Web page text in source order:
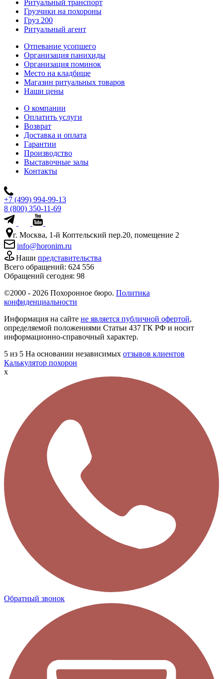
Ритуальный транспорт
Грузчики на похороны
Груз 200
Ритуальный агент
Отпевание усопшего
Организация панихиды
Организация поминок
Место на кладбище
Магазин ритуальных товаров
Наши цены
О компании
Оплатить услуги
Возврат
Доставка и оплата
Гарантии
Производство
Выставочные залы
Контакты
+7 (499) 994-99-13
8 (800) 350-11-69
г. Москва, 1-й Коптельский пер.20, помещение 2
info@horonim.ru
Наши представительства
Всего обращений: 624 556
Обращений сегодня: 98
©2000 - 2026 Похоронное бюро. Политика
конфиденциальности
Информация на сайте не является публичной офертой,
определяемой положениями Статьи 437 ГК РФ и носит
информационно-справочный характер.
5 из 5 На основании независимых отзывов клиентов
Калькулятор похорон
x
Обратный звонок